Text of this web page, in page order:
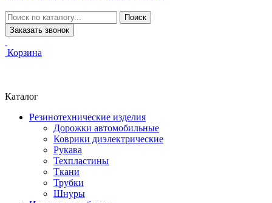
Заказать звонок
Корзина
Каталог
Резинотехнические изделия
Дорожки автомобильные
Коврики диэлектрические
Рукава
Техпластины
Ткани
Трубки
Шнуры